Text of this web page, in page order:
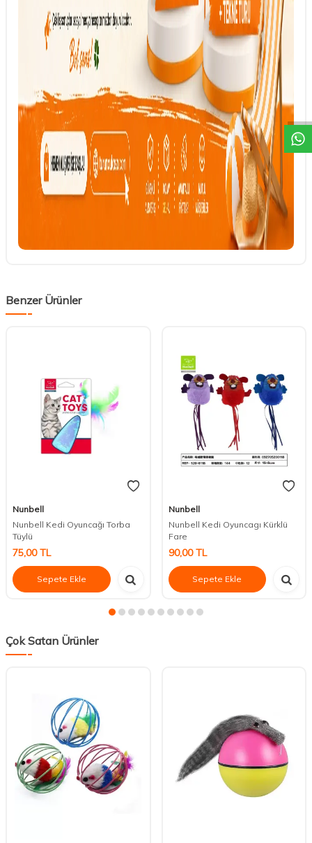
DESTEK
Benzer Ürünler
Nunbell
Nunbell Kedi Oyuncağı Torba
Tüylü
75,00TL
Sepete Ekle
Nunbell
Nunbell Kedi Oyuncagı Kürklü
Fare
90,00TL
Sepete Ekle
Çok Satan Ürünler